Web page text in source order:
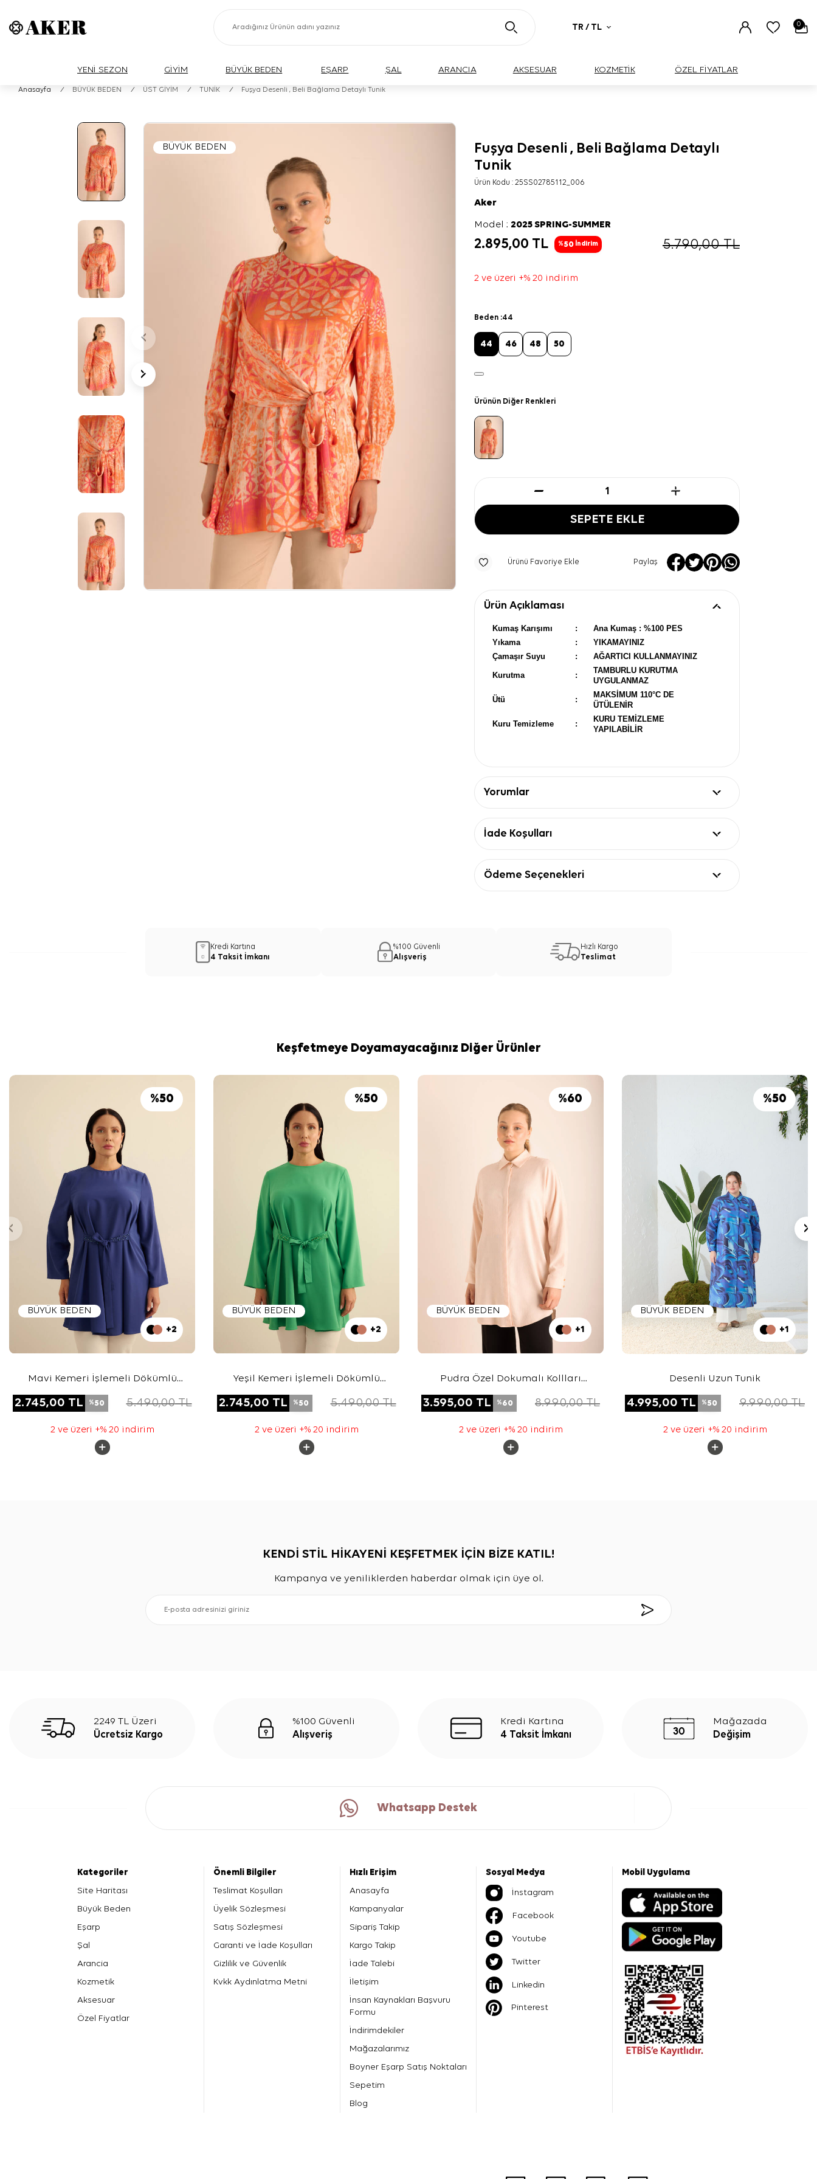
TR / TL 0
YENİ SEZON GİYİM BÜYÜK BEDEN EŞARP ŞAL ARANCIA AKSESUAR KOZMETİK ÖZEL FİYATLAR
Anasayfa / BÜYÜK BEDEN / ÜST GİYİM / TUNİK / Fuşya Desenli , Beli Bağlama Detaylı Tunik
BÜYÜK BEDEN BÜYÜK BEDEN
Fuşya Desenli , Beli Bağlama Detaylı
Tunik
Ürün Kodu :25SS02785112_006
Aker
Model :2025 SPRING-SUMMER
2.895,00 TL %50 İndirim 5.790,00TL
2 ve üzeri +% 20 indirim
Beden :44
44 46 48 50
Ürünün Diğer Renkleri
SEPETE EKLE
Ürünü Favoriye Ekle Paylaş
Ürün Açıklaması
Kumaş Karışımı :
Ana Kumaş : %100 PES
Yıkama
:
YIKAMAYINIZ
Çamaşır Suyu
: AĞARTICI KULLANMAYINIZ
Kurutma :
TAMBURLU KURUTMA
UYGULANMAZ
Ütü :
MAKSİMUM 110°C DE
ÜTÜLENİR
Kuru Temizleme :
KURU TEMİZLEME
YAPILABİLİR
Yorumlar
İade Koşulları
Ödeme Seçenekleri
Kredi Kartına
4 Taksit İmkanı
%100 Güvenli
Alışveriş
Hızlı Kargo
Teslimat
Keşfetmeye Doyamayacağınız Diğer Ürünler
BÜYÜK BEDEN
%50
+2
Mavi Kemeri İşlemeli Dökümlü
2.745,00 TL %50 5.490,00TL
2 ve üzeri +% 20 indirim
BÜYÜK BEDEN
%50
+2
Yeşil Kemeri İşlemeli Dökümlü
2.745,00 TL %50 5.490,00TL
2 ve üzeri +% 20 indirim
BÜYÜK BEDEN
%60
+1
Pudra Özel Dokumalı Kollları
3.595,00 TL %60 8.990,00TL
2 ve üzeri +% 20 indirim
BÜYÜK BEDEN
%50
+1
Desenli Uzun Tunik
4.995,00 TL %50 9.990,00TL
2 ve üzeri +% 20 indirim
KENDİ STİL HİKAYENİ KEŞFETMEK İÇİN BİZE KATIL!
Kampanya ve yeniliklerden haberdar olmak için üye ol.
2249 TL Üzeri
Ücretsiz Kargo
%100 Güvenli
Alışveriş
Kredi Kartına
4 Taksit İmkanı
Mağazada
Değişim
Whatsapp Destek
Kategoriler
Site Haritası
Büyük Beden
Eşarp
Şal
Arancia
Kozmetik
Aksesuar
Özel Fiyatlar
Önemli Bilgiler
Teslimat Koşulları
Üyelik Sözleşmesi
Satış Sözleşmesi
Garanti ve İade Koşulları
Gizlilik ve Güvenlik
Kvkk Aydınlatma Metni
Hızlı Erişim
Anasayfa
Kampanyalar
Sipariş Takip
Kargo Takip
İade Talebi
İletişim
İnsan Kaynakları Başvuru
Formu
İndirimdekiler
Mağazalarımız
Boyner Eşarp Satış Noktaları
Sepetim
Blog
Sosyal Medya
İnstagram
Facebook
Youtube
Twitter
Linkedin
Pinterest
Mobil Uygulama